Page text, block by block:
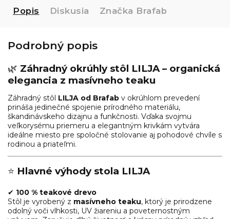
Popis Diskusia Značka Brafab
Podrobný popis
🌿 Záhradný okrúhly stôl LILJA – organická
elegancia z masívneho teaku
Záhradný stôl LILJA od Brafab v okrúhlom prevedení
prináša jedinečné spojenie prírodného materiálu,
škandinávskeho dizajnu a funkčnosti. Vďaka svojmu
veľkorysému priemeru a elegantným krivkám vytvára
ideálne miesto pre spoločné stolovanie aj pohodové chvíle s
rodinou a priateľmi.
⭐ Hlavné výhody stola LILJA
✔ 100 % teakové drevo
Stôl je vyrobený z masívneho teaku, ktorý je prirodzene
odolný voči vlhkosti, UV žiareniu a poveternostným